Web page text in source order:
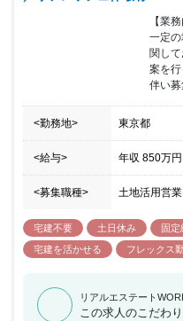
【業
一定
関し
案を
伴い
<勤務地> 東京都
<給与> 年収 850万円
<募集職種> 土地活用営業
宅建不要 土日休み 固定
宅建を活かせる
フレックス
リアルエステート
この求人のこだわ